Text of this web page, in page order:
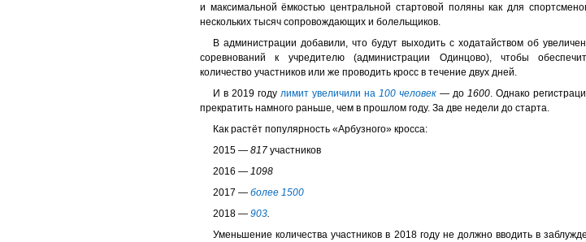
и максимальной ёмкостью центральной стартовой поляны как для
нескольких тысяч сопровождающих и болельщиков.
В администрации добавили, что будут выходить с ходатайством об
соревнований к учредителю (администрации Одинцово), чтобы
количество участников или же проводить кросс в течение двух дней.
И в 2019 году лимит увеличили на 100 человек— до 1600. Однако
прекратить намного раньше, чем в прошлом году. За две недели до старта.
Как растёт популярность «Арбузного» кросса:
2015 — 817 участников
2016 — 1098
2017 — более 1500
2018 — 903.
Уменьшение количества участников в 2018 году не должно вводить в